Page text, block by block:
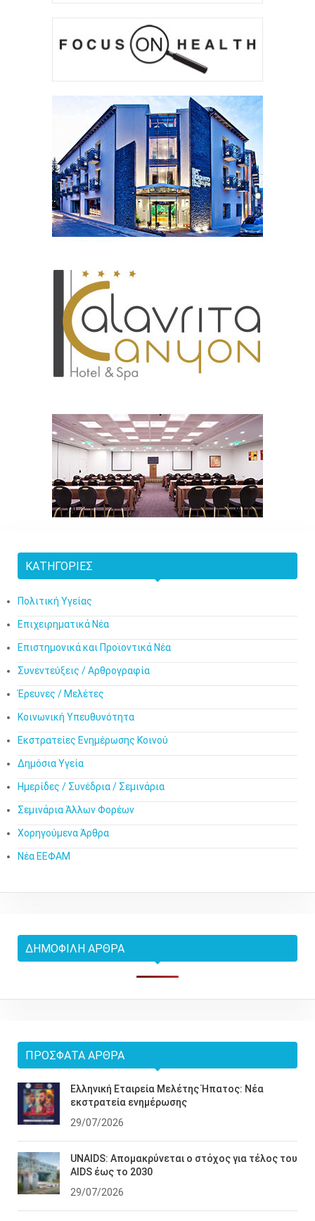
ΚΑΤΗΓΟΡΊΕΣ
Πολιτική Υγείας
Επιχειρηματικά Νέα
Επιστημονικά και Προϊοντικά Νέα
Συνεντεύξεις / Αρθρογραφία
Έρευνες / Μελέτες
Κοινωνική Υπευθυνότητα
Εκστρατείες Ενημέρωσης Κοινού
Δημόσια Υγεία
Ημερίδες / Συνέδρια / Σεμινάρια
Σεμινάρια Άλλων Φορέων
Χορηγούμενα Άρθρα
Νέα ΕΕΦΑΜ
ΔΗΜΟΦΙΛΉ ΆΡΘΡΑ
ΠΡΌΣΦΑΤΑ ΆΡΘΡΑ
Ελληνική Εταιρεία Μελέτης Ήπατος: Νέα
εκστρατεία ενημέρωσης
29/07/2026
UNAIDS: Απομακρύνεται ο στόχος για τέλος του
AIDS έως το 2030
29/07/2026